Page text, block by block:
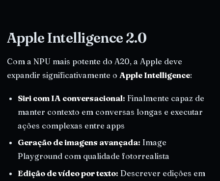
Apple Intelligence 2.0
Com a NPU mais potente do A20, a Apple deve
expandir significativamente o Apple Intelligence:
Siri com IA conversacional: Finalmente capaz de
manter contexto em conversas longas e executar
ações complexas entre apps
Geração de imagens avançada: Image
Playground com qualidade fotorrealista
Edição de vídeo por texto: Descrever edições em